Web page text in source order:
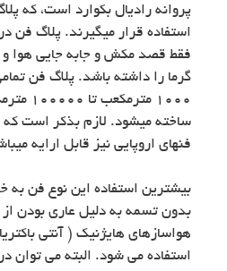
پروانه رادیال بکوارد است، که
استفاده قرار میگیرند. پلاگ فن
فقط قصد مکش و جابه جایی هوا
گرما را داشته باشد. پلاگ فن
١٠٠٠
ساخته میشود. لازم بذکر است که
فنهای اروپایی نیز قابل ارایه
بیشترین استفاده این نوع فن
بدون تسمه به دلیل عاری بودن از
هواسازهای هایژنیک ( آنتی
استفاده می شود. البته می توان